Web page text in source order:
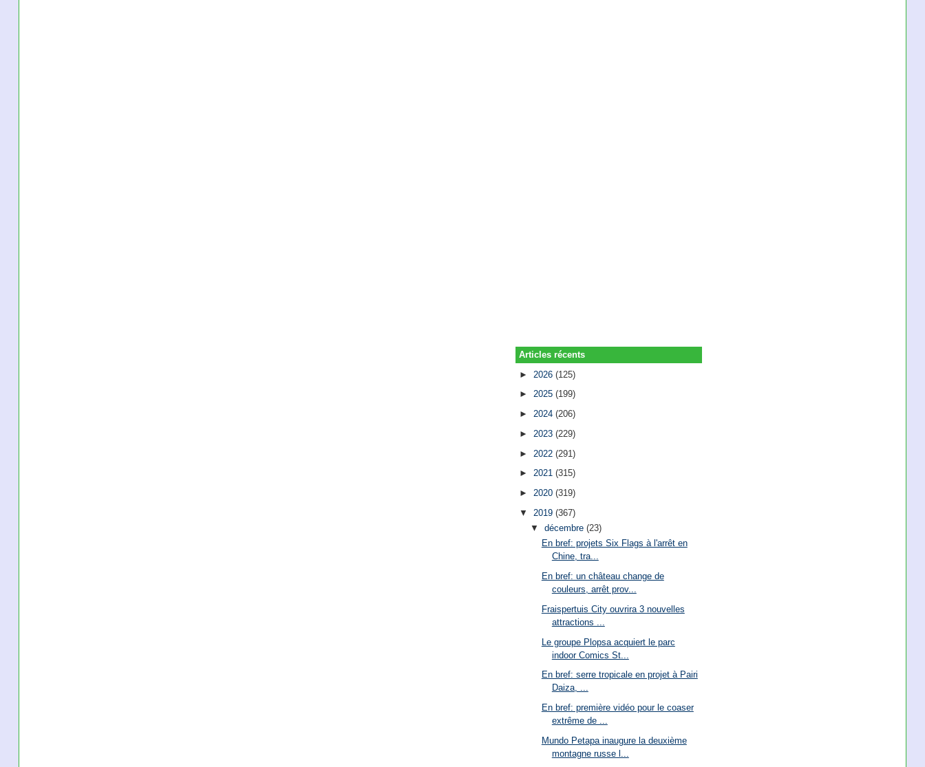
Articles récents
► 2026(125)
►2025(199)
►2024(206)
► 2023(229)
► 2022(291)
►2021(315)
►2020(319)
▼ 2019(367)
▼ décembre (23)
En bref: projets Six Flags à l'arrêt en
Chine, tra...
En bref: un château change de
couleurs, arrêt prov...
Fraispertuis City ouvrira 3 nouvelles
attractions ...
Le groupe Plopsa acquiert le parc
indoor Comics St...
En bref: serre tropicale en projet à Pairi
Daiza, ...
En bref: première vidéo pour le coaser
extrême de ...
Mundo Petapa inaugure la deuxième
montagne russe l...